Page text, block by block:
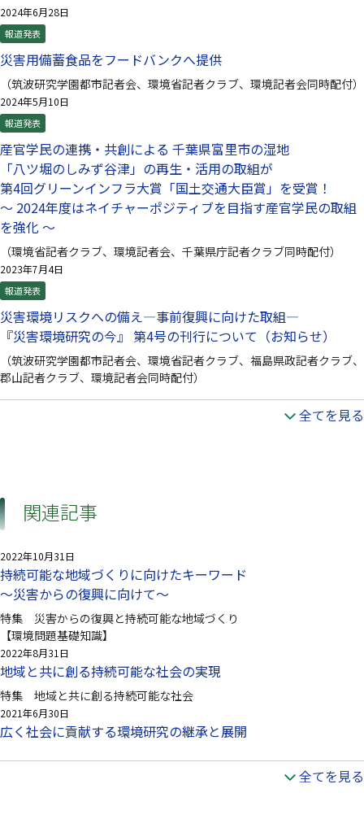
2024年6月28日
報道発表
災害用備蓄食品をフードバンクへ提供
（筑波研究学園都市記者会、環境省記者クラブ、環境記者会同時配付）
2024年5月10日
報道発表
産官学民の連携・共創による 千葉県富里市の湿地
「八ツ堀のしみず谷津」の再生・活用の取組が
第4回グリーンインフラ大賞「国土交通大臣賞」を受賞！
〜 2024年度はネイチャーポジティブを目指す産官学民の取組
を強化 〜
（環境省記者クラブ、環境記者会、千葉県庁記者クラブ同時配付）
2023年7月4日
報道発表
災害環境リスクへの備え—事前復興に向けた取組—
『災害環境研究の今』 第4号の刊行について（お知らせ）
（筑波研究学園都市記者会、環境省記者クラブ、福島県政記者クラブ、
郡山記者クラブ、環境記者会同時配付）
全てを見る
関連記事
2022年10月31日
持続可能な地域づくりに向けたキーワード
～災害からの復興に向けて～
特集 災害からの復興と持続可能な地域づくり
【環境問題基礎知識】
2022年8月31日
地域と共に創る持続可能な社会の実現
特集 地域と共に創る持続可能な社会
2021年6月30日
広く社会に貢献する環境研究の継承と展開
全てを見る